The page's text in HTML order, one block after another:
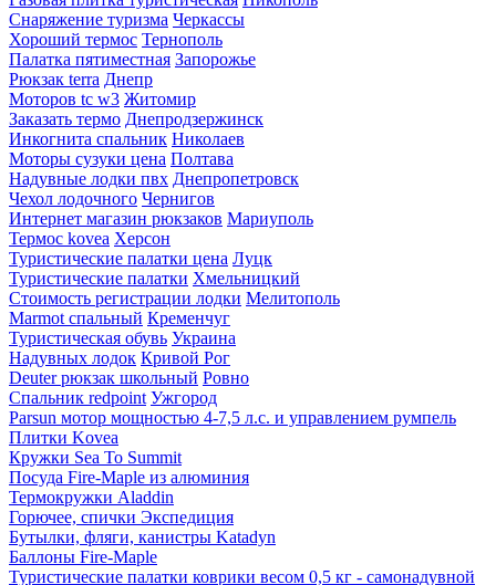
Снаряжение туризма Черкассы
Хороший термос Тернополь
Палатка пятиместная Запорожье
Рюкзак terra Днепр
Моторов tc w3 Житомир
Заказать термо Днепродзержинск
Инкогнита спальник Николаев
Моторы сузуки цена Полтава
Надувные лодки пвх Днепропетровск
Чехол лодочного Чернигов
Интернет магазин рюкзаков Мариуполь
Термос kovea Херсон
Туристические палатки цена Луцк
Туристические палатки Хмельницкий
Стоимость регистрации лодки Мелитополь
Marmot спальный Кременчуг
Туристическая обувь Украина
Надувных лодок Кривой Рог
Deuter рюкзак школьный Ровно
Спальник redpoint Ужгород
Parsun мотор мощностью 4-7,5 л.с. и управлением румпель
Плитки Kovea
Кружки Sea To Summit
Посуда Fire-Maple из алюминия
Термокружки Aladdin
Горючее, спички Экспедиция
Бутылки, фляги, канистры Katadyn
Баллоны Fire-Maple
Туристические палатки коврики весом 0,5 кг - самонадувной